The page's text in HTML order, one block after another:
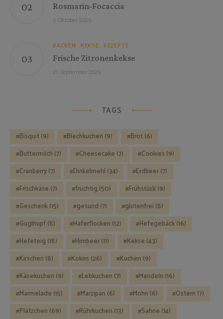
Rosmarin-Focaccia
3. Oktober 2025
BACKEN KEKSE REZEPTE
Frische Zitronenkekse
21. September 2025
TAGS
Bisquit(9) Blechkuchen (9) Brot(6)
Buttermilch (7) Cheesecake (7) Cookies (9)
Cranberry(7) Dinkelmehl (34) Erdbeer(7)
Frischkäse (7) fruchtig (50) Frühstück(9)
Geschenk(15) gesund (7) glutenfrei (8)
Guglhupf(8) Haferflocken (12) Hefegebäck(16)
Hefeteig (18) Himbeer(11) Kekse (43)
Kirschen (8) Kokos (26) Kuchen (9)
Käsekuchen (9) Lebkuchen (7) Mandeln (16)
Marmelade (15) Marzipan (6) Mohn (6) Ostern (7)
Plätzchen (69) Rührkuchen (13) Sahne (14)